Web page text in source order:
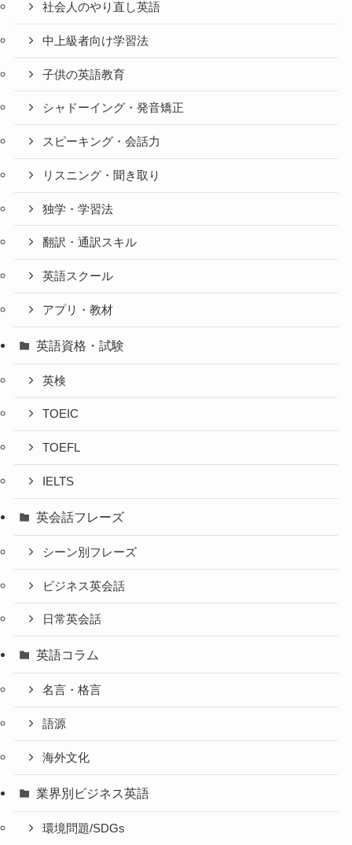
社会人のやり直し英語
中上級者向け学習法
子供の英語教育
シャドーイング・発音矯正
スピーキング・会話力
リスニング・聞き取り
独学・学習法
翻訳・通訳スキル
英語スクール
アプリ・教材
英語資格・試験
英検
TOEIC
TOEFL
IELTS
英会話フレーズ
シーン別フレーズ
ビジネス英会話
日常英会話
英語コラム
名言・格言
語源
海外文化
業界別ビジネス英語
環境問題/SDGs